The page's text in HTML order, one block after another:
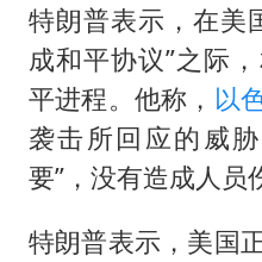
首
特朗普表示，在美
成和平协议”之际
平进程。他称， 以
袭击所回应的威
要”，没有造成人员
特朗普表示，美国